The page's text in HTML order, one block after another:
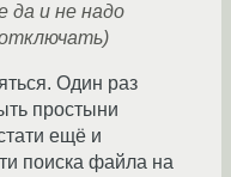
да и не надо
Один раз
простыни
ещё и
поиска файла на